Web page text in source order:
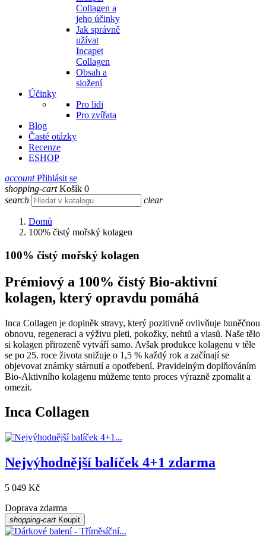
Collagen a
jeho účinky
Jak správně
užívat
Incapet
Collagen
Obsah a
složení
Účinky
Pro lidi
Pro zvířata
Blog
Časté otázky
Recenze
ESHOP
account Přihlásit se
shopping-cart Košík 0
search
clear
Domů
100% čistý mořský kolagen
100% čistý mořský kolagen
Prémiový a 100% čistý Bio-aktivní
kolagen, který opravdu pomáhá
Inca Collagen je doplněk stravy, který pozitivně ovlivňuje buněčnou
obnovu, regeneraci a výživu pleti, pokožky, nehtů a vlasů. Naše tělo
si kolagen přirozeně vytváří samo. Avšak produkce kolagenu v těle
se po 25. roce života snižuje o 1,5 % každý rok a začínají se
objevovat známky stárnutí a opotřebení. Pravidelným doplňováním
Bio-Aktivního kolagenu můžeme tento proces výrazně zpomalit a
omezit.
Inca Collagen
Nejvýhodnější balíček 4+1 zdarma
5 049 Kč
Doprava zdarma
shopping-cart Koupit